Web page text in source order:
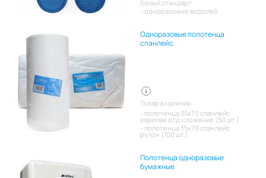
белый стандарт
одноразовые водолей
Одноразовые полотенца
спанлейс
Товар в наличии:
полотенца 35х70 спанлейс
европак отд.сложение (50 шт.)
полотенца 35х70 спанлейс
рулон (100 шт.)
Полотенца одноразовые
бумажные